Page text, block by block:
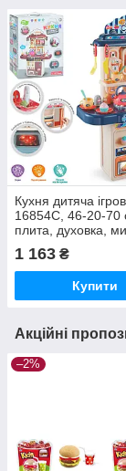
Кухня дитяча
16854C, 46-20-70
плита, духовка,
звук, світло
1 163 ₴
Купити
Акційні
–2%